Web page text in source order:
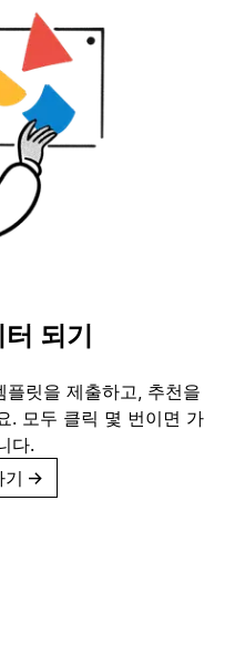
되기
릿을 제출하고, 추천을
. 모두 클릭 몇 번이면 가
다.
기 →